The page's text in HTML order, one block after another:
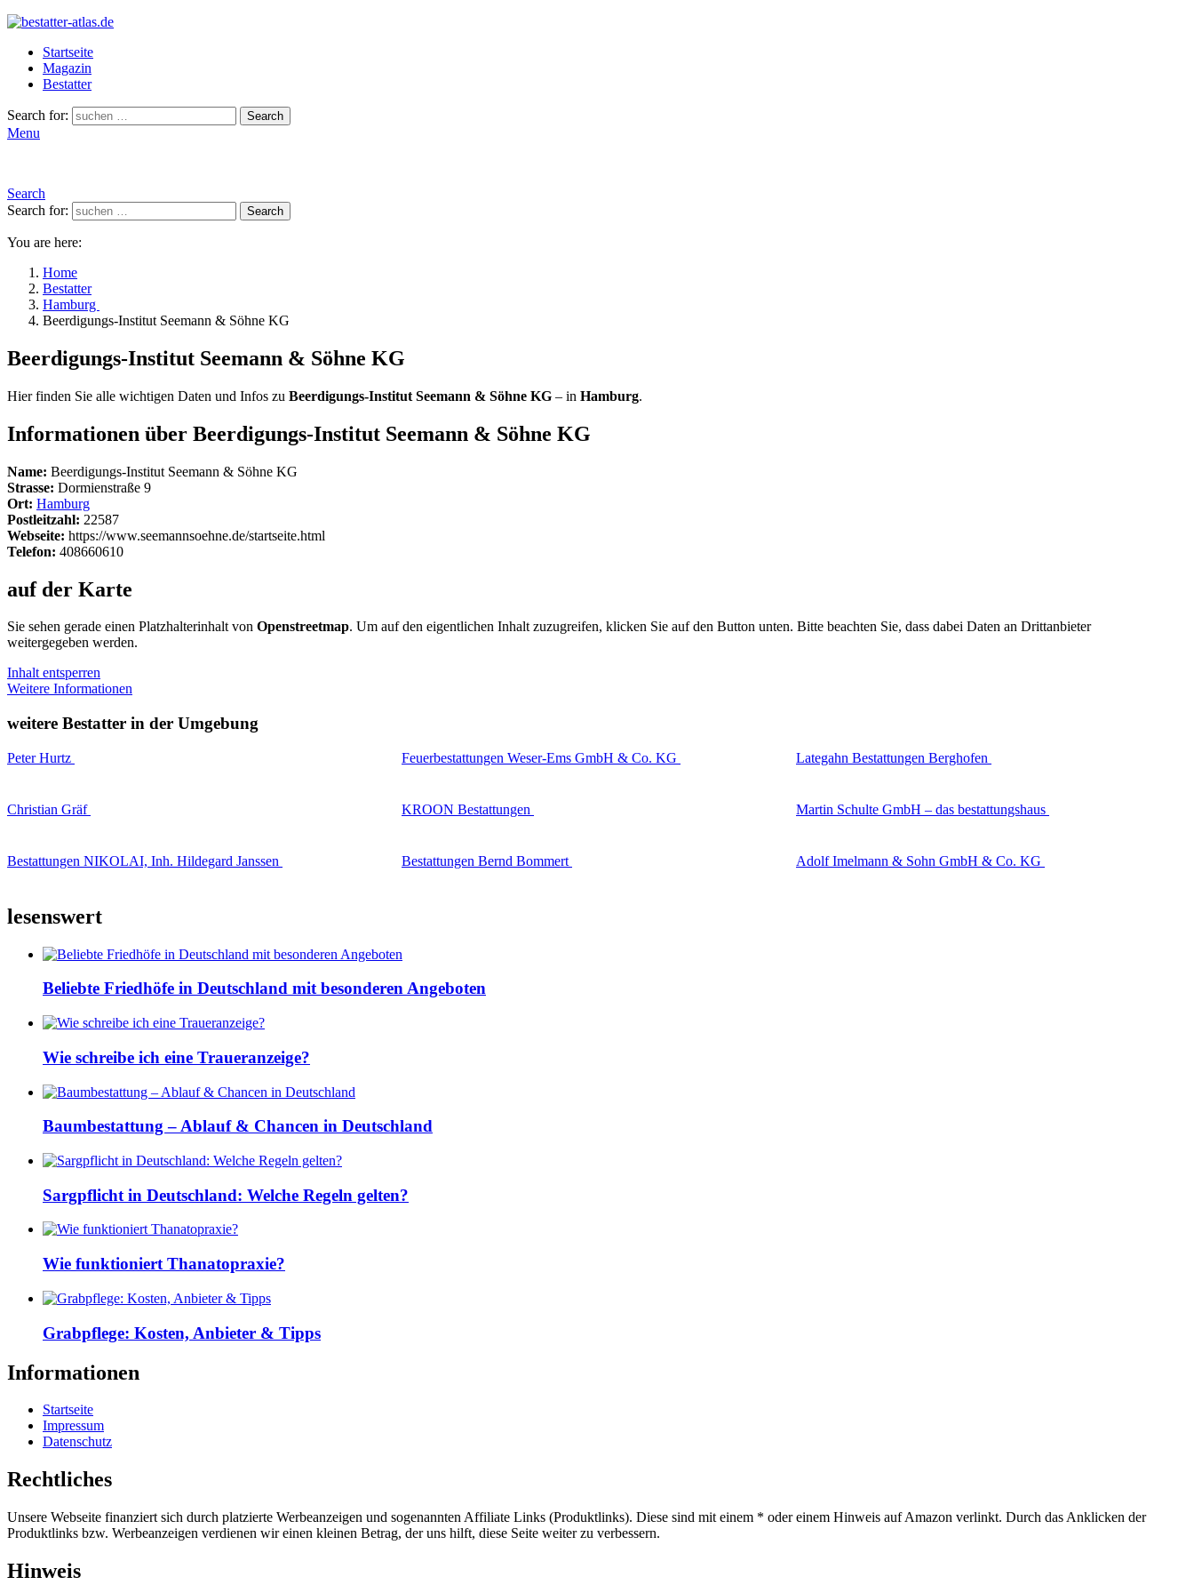
Startseite
Magazin
Bestatter
Search for: Search
Menu
Search
Search for:
Search
You are here:
Home
Bestatter
Hamburg
Beerdigungs-Institut Seemann & Söhne KG
Beerdigungs-Institut Seemann & Söhne KG
Hier finden Sie alle wichtigen Daten und Infos zu Beerdigungs-Institut Seemann & Söhne KG – in Hamburg.
Informationen über Beerdigungs-Institut Seemann & Söhne KG
Name: Beerdigungs-Institut Seemann & Söhne KG
Strasse: Dormienstraße 9
Ort: Hamburg
Postleitzahl: 22587
Webseite: https://www.seemannsoehne.de/startseite.html
Telefon: 408660610
auf der Karte
Sie sehen gerade einen Platzhalterinhalt von Openstreetmap. Um auf den eigentlichen Inhalt zuzugreifen, klicken Sie auf den Button unten. Bitte beachten Sie, dass dabei Daten an Drittanbieter
weitergegeben werden.
Inhalt entsperren
Weitere Informationen
weitere Bestatter in der Umgebung
Peter Hurtz Feuerbestattungen Weser-Ems GmbH & Co. KG Lategahn Bestattungen Berghofen
Christian Gräf KROON Bestattungen Martin Schulte GmbH – das bestattungshaus
Bestattungen NIKOLAI, Inh. Hildegard Janssen Bestattungen Bernd Bommert Adolf Imelmann & Sohn GmbH & Co. KG
lesenswert
Beliebte Friedhöfe in Deutschland mit besonderen Angeboten
Wie schreibe ich eine Traueranzeige?
Baumbestattung – Ablauf & Chancen in Deutschland
Sargpflicht in Deutschland: Welche Regeln gelten?
Wie funktioniert Thanatopraxie?
Grabpflege: Kosten, Anbieter & Tipps
Informationen
Startseite
Impressum
Datenschutz
Rechtliches
Unsere Webseite finanziert sich durch platzierte Werbeanzeigen und sogenannten Affiliate Links (Produktlinks). Diese sind mit einem * oder einem Hinweis auf Amazon verlinkt. Durch das Anklicken der
Produktlinks bzw. Werbeanzeigen verdienen wir einen kleinen Betrag, der uns hilft, diese Seite weiter zu verbessern.
Hinweis